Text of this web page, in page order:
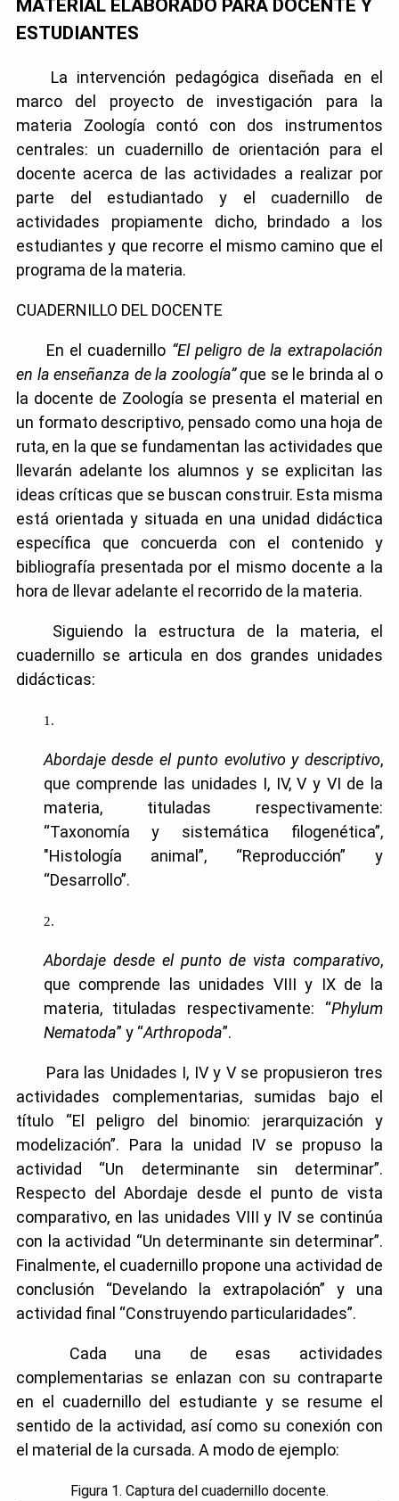
MATERIAL ELABORADO PARA DOCENTE Y
ESTUDIANTES
La intervención pedagógica diseñada en el
marco del proyecto de investigación para la
materia Zoología contó con dos instrumentos
centrales: un cuadernillo de orientación para el
docente acerca de las actividades a realizar por
parte del estudiantado y el cuadernillo de
actividades propiamente dicho, brindado a los
estudiantes y que recorre el mismo camino que el
programa de la materia.
CUADERNILLO DEL DOCENTE
En el cuadernillo “El peligro de la extrapolación
en la enseñanza de la zoología” que se le brinda al o
la docente de Zoología se presenta el material en
un formato descriptivo, pensado como una hoja de
ruta, en la que se fundamentan las actividades que
llevarán adelante los alumnos y se explicitan las
ideas críticas que se buscan construir. Esta misma
está orientada y situada en una unidad didáctica
específica que concuerda con el contenido y
bibliografía presentada por el mismo docente a la
hora de llevar adelante el recorrido de la materia.
Siguiendo la estructura de la materia, el
cuadernillo se articula en dos grandes unidades
didácticas:
Abordaje desde el punto evolutivo y descriptivo,
que comprende las unidades I, IV, V y VI de la
materia, tituladas respectivamente:
“Taxonomía y sistemática filogenética”,
"Histología animal”, “Reproducción” y
“Desarrollo”.
Abordaje desde el punto de vista comparativo,
que comprende las unidades VIII y IX de la
materia, tituladas respectivamente: “Phylum
Nematoda” y “Arthropoda”.
Para las Unidades I, IV y V se propusieron tres
actividades complementarias, sumidas bajo el
título “El peligro del binomio: jerarquización y
modelización”. Para la unidad IV se propuso la
actividad “Un determinante sin determinar”.
Respecto del Abordaje desde el punto de vista
comparativo, en las unidades VIII y IV se continúa
con la actividad “Un determinante sin determinar”.
Finalmente, el cuadernillo propone una actividad de
conclusión “Develando la extrapolación” y una
actividad final “Construyendo particularidades”.
Cada una de esas actividades
complementarias se enlazan con su contraparte
en el cuadernillo del estudiante y se resume el
sentido de la actividad, así como su conexión con
el material de la cursada. A modo de ejemplo:
Figura 1. Captura del cuadernillo docente.